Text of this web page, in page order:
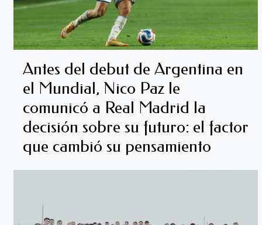
Antes del debut de Argentina en
el Mundial, Nico Paz le
comunicó a Real Madrid la
decisión sobre su futuro: el factor
que cambió su pensamiento